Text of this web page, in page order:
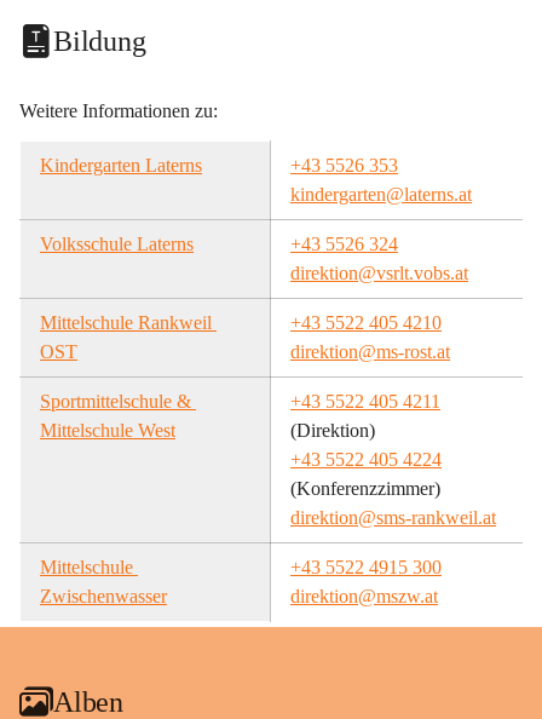
Bildung
Weitere Informationen zu:
Kindergarten Laterns
+43 5526 353
kindergarten@laterns.at
Volksschule Laterns
+43 5526 324
direktion@vsrlt.vobs.at
Mittelschule Rankweil
OST
+43 5522 405 4210
direktion@ms-rost.at
Sportmittelschule &
Mittelschule West
+43 5522 405 4211
(Direktion)
+43 5522 405 4224
(Konferenzzimmer)
direktion@sms-rankweil.at
Mittelschule
Zwischenwasser
+43 5522 4915 300
direktion@mszw.at
Alben